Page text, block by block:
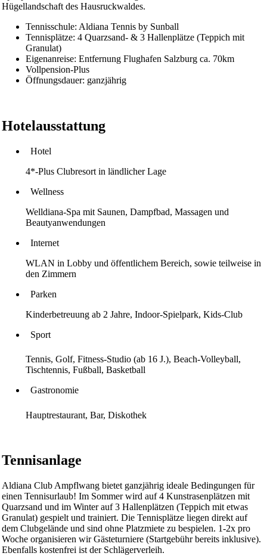
Hügellandschaft des Hausruckwaldes.
Tennisschule: Aldiana Tennis by Sunball
Tennisplätze: 4 Quarzsand- & 3 Hallenplätze (Teppich mit
Granulat)
Eigenanreise: Entfernung Flughafen Salzburg ca. 70km
Vollpension-Plus
Öffnungsdauer: ganzjährig
Hotelausstattung
Hotel
4*-Plus Clubresort in ländlicher Lage
Wellness
Welldiana-Spa mit Saunen, Dampfbad, Massagen und
Beautyanwendungen
Internet
WLAN in Lobby und öffentlichem Bereich, sowie teilweise in
den Zimmern
Parken
Kinderbetreuung ab 2 Jahre, Indoor-Spielpark, Kids-Club
Sport
Tennis, Golf, Fitness-Studio (ab 16 J.), Beach-Volleyball,
Tischtennis, Fußball, Basketball
Gastronomie
Hauptrestaurant, Bar, Diskothek
Tennisanlage
Aldiana Club Ampflwang bietet ganzjährig ideale Bedingungen für
einen Tennisurlaub! Im Sommer wird auf 4 Kunstrasenplätzen mit
Quarzsand und im Winter auf 3 Hallenplätzen (Teppich mit etwas
Granulat) gespielt und trainiert. Die Tennisplätze liegen direkt auf
dem Clubgelände und sind ohne Platzmiete zu bespielen. 1-2x pro
Woche organisieren wir Gästeturniere (Startgebühr bereits inklusive).
Ebenfalls kostenfrei ist der Schlägerverleih.